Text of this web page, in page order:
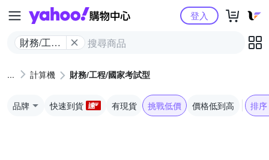
Yahoo購物中心
財務/工程/
型
登入
計算機 財務/工程/國家考試型
品牌 快速到貨 有現貨 挑戰低價 價格低到高 排序